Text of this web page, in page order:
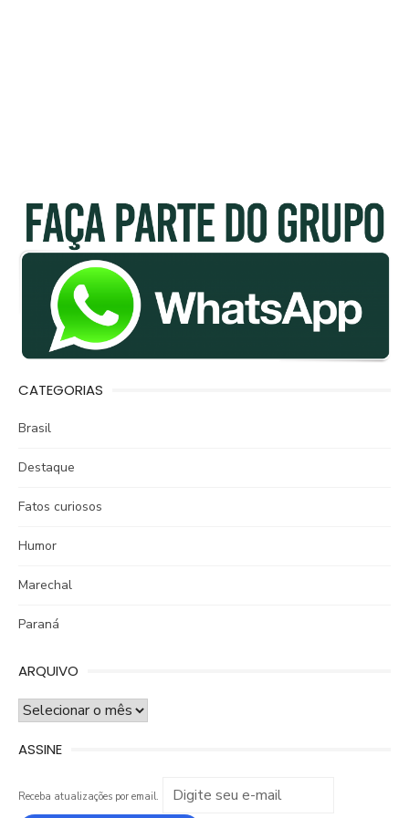
CATEGORIAS
Brasil
Destaque
Fatos curiosos
Humor
Marechal
Paraná
ARQUIVO
ARQUIVO
ASSINE
Receba atualizações por email.